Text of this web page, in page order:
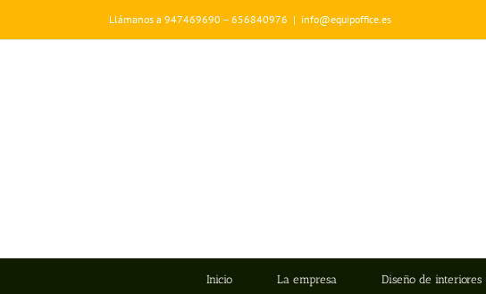
contenido
Llámanos a 947469690 – 656840976 | info@equipoffice.es
Inicio La empresa Diseño de interiores